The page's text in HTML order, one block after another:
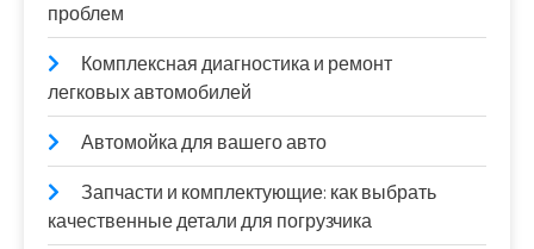
проблем
Комплексная диагностика и ремонт
легковых автомобилей
Автомойка для вашего авто
Запчасти и комплектующие: как выбрать
качественные детали для погрузчика